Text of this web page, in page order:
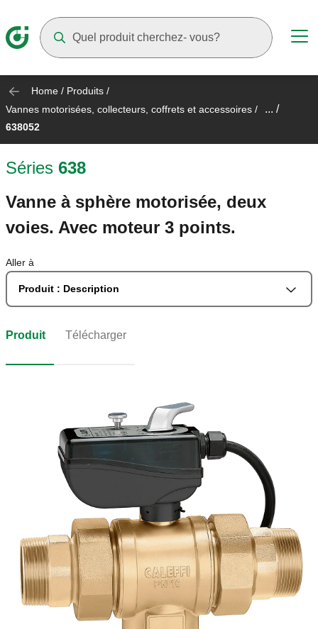
Home / Produits /
Vannes motorisées, collecteurs, coffrets et accessoires / ... /
638052
Séries 638
Vanne à sphère motorisée, deux
voies. Avec moteur 3 points.
Aller à
Produit : Description
Produit Télécharger